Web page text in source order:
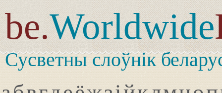
be.Worldwide
Сусветны слоўнік